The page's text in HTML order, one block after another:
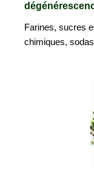
Farines, sucres
chimiques,